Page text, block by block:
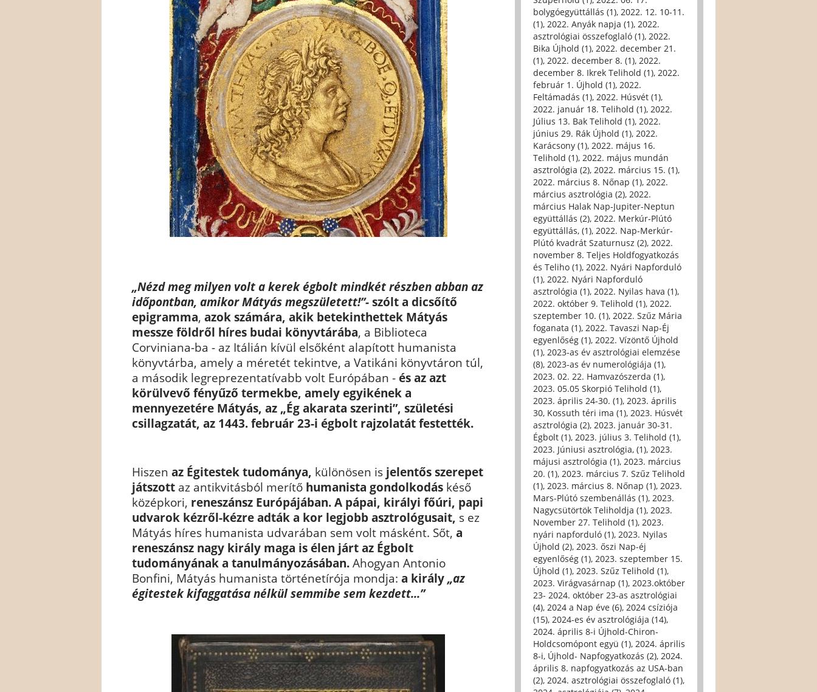
„Nézd meg milyen volt a kerek égbolt mindkét részben abban az
időpontban, amikor Mátyás megszületett!”- szólt a dicsőítő
epigramma, azok számára, akik betekinthettek Mátyás
messze földről híres budai könyvtárába, a Biblioteca
Corviniana-ba - az Itálián kívül elsőként alapított humanista
könyvtárba, amely a méretét tekintve, a Vatikáni könyvtáron túl,
a második legreprezentatívabb volt Európában - és az azt
körülvevő fényűző termekbe, amely egyikének a
mennyezetére Mátyás, az „Ég akarata szerinti”, születési
csillagzatát, az 1443. február 23-i égbolt rajzolatát festették.
Hiszen az Égitestek tudománya, különösen is jelentős szerepet
játszott az antikvitásból merítő humanista gondolkodás késő
középkori, reneszánsz Európájában. A pápai, királyi főúri, papi
udvarok kézről-kézre adták a kor legjobb asztrológusait, s ez
Mátyás híres humanista udvarában sem volt másként. Sőt, a
reneszánsz nagy király maga is élen járt az Égbolt
tudományának a tanulmányozásában. Ahogyan Antonio
Bonfini, Mátyás humanista történetírója mondja: a király „az
égitestek kifaggatása nélkül semmibe sem kezdett...”
bolygóegyüttállás (1), 2022. 12. 10-11.
(1), 2022. Anyák napja (1), 2022.
asztrológiai összefoglaló (1), 2022.
Bika Újhold (1), 2022. december 21.
(1), 2022. december 8. (1), 2022.
december 8. Ikrek Telihold (1), 2022.
február 1. Újhold (1), 2022.
Feltámadás (1), 2022. Húsvét (1),
2022. január 18. Telihold (1), 2022.
Július 13. Bak Telihold (1), 2022.
június 29. Rák Újhold (1), 2022.
Karácsony (1), 2022. május 16.
Telihold (1), 2022. május mundán
asztrológia (2), 2022. március 15. (1),
2022. március 8. Nőnap (1), 2022.
március asztrológia (2), 2022.
március Halak Nap-Jupiter-Neptun
együttállás (2), 2022. Merkúr-Plútó
együttállás, (1), 2022. Nap-Merkúr-
Plútó kvadrát Szaturnusz (2), 2022.
november 8. Teljes Holdfogyatkozás
és Teliho (1), 2022. Nyári Napforduló
(1), 2022. Nyári Napforduló
asztrológia (1), 2022. Nyilas hava (1),
2022. október 9. Telihold (1), 2022.
szeptember 10. (1), 2022. Szűz Mária
foganata (1), 2022. Tavaszi Nap-Éj
egyenlőség (1), 2022. Vízöntő Újhold
(1), 2023-as év asztrológiai elemzése
(8), 2023-as év numerológiája (1),
2023. 02. 22. Hamvazószerda (1),
2023. 05.05 Skorpió Telihold (1),
2023. április 24-30. (1), 2023. április
30, Kossuth téri ima (1), 2023. Húsvét
asztrológia (2), 2023. január 30-31.
Égbolt (1), 2023. július 3. Telihold (1),
2023. Júniusi asztrológia, (1), 2023.
májusi asztrológia (1), 2023. március
20. (1), 2023. március 7. Szűz Telihold
(1), 2023. március 8. Nőnap (1), 2023.
Mars-Plútó szembenállás (1), 2023.
Nagycsütörtök Teliholdja (1), 2023.
November 27. Telihold (1), 2023.
nyári napforduló (1), 2023. Nyilas
Újhold (2), 2023. őszi Nap-éj
egyenlőség (1), 2023. szeptember 15.
Újhold (1), 2023. Szűz Telihold (1),
2023. Virágvasárnap (1), 2023.október
23- 2024. október 23-as asztrológiai
(4), 2024 a Nap éve (6), 2024 csíziója
(15), 2024-es év asztrológiája (14),
2024. április 8-i Újhold-Chiron-
Holdcsomópont együ (1), 2024. április
8-i, Újhold- Napfogyatkozás (2), 2024.
április 8. napfogyatkozás az USA-ban
(2), 2024. asztrológiai összefoglaló (1),